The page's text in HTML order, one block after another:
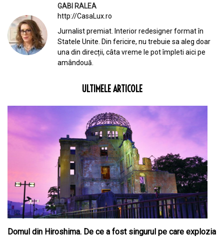
GABI RALEA
http://CasaLux.ro
Jurnalist premiat. Interior redesigner format în
Statele Unite. Din fericire, nu trebuie sa aleg doar
una din direcții, câta vreme le pot împleti aici pe
amândouă.
ULTIMELE ARTICOLE
Domul din Hiroshima. De ce a fost singurul pe care explozia